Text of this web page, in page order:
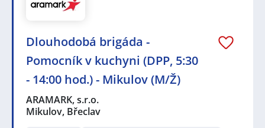
Dlouhodobá brigáda -
Pomocník v kuchyni (DPP, 5:30
- 14:00 hod.) - Mikulov (M/Ž)
ARAMARK, s.r.o.
Mikulov, Břeclav